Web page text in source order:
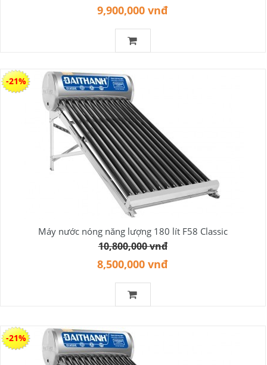
9,900,000 vnđ
Máy nước nóng năng lượng 180 lít F58 Classic
10,800,000 vnđ
8,500,000 vnđ
-21%
-21%